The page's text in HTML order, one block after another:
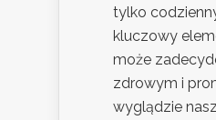
tylko
kluczowy
może
zdrowym i
wyglądzie